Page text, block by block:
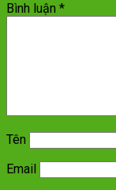
Bình luận *
Tên
Email